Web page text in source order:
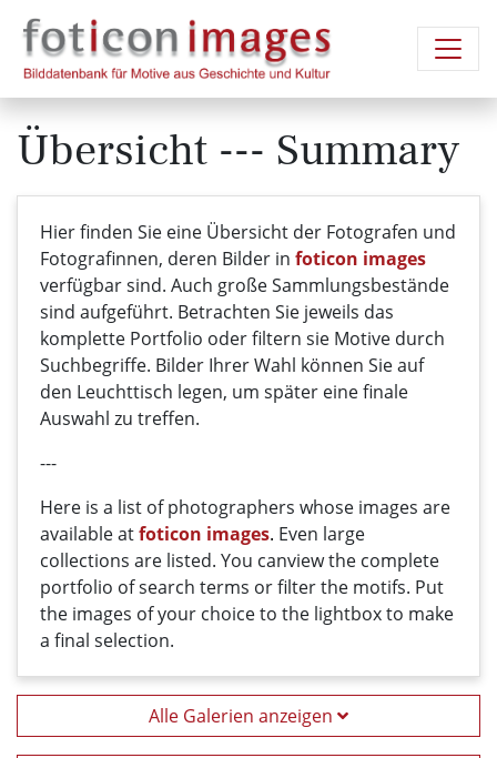
Übersicht --- Summary
Hier finden Sie eine Übersicht der Fotografen und
Fotografinnen, deren Bilder in foticon images
verfügbar sind. Auch große Sammlungsbestände
sind aufgeführt. Betrachten Sie jeweils das
komplette Portfolio oder filtern sie Motive durch
Suchbegriffe. Bilder Ihrer Wahl können Sie auf
den Leuchttisch legen, um später eine finale
Auswahl zu treffen.
---
Here is a list of photographers whose images are
availableatfoticon images. Even large
collections are listed. You canview the complete
portfolio ofsearch terms or filterthe motifs. Put
the images of your choiceto the lightboxto make
a final selection.
Alle Galerien anzeigen